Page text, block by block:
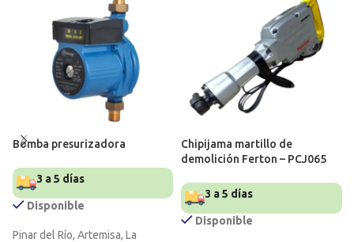
Bomba presurizadora
3 a 5 días
Disponible
Pinar del Río, Artemisa, La
Chipijama martillo de
demolición Ferton – PCJ065
3 a 5 días
Disponible